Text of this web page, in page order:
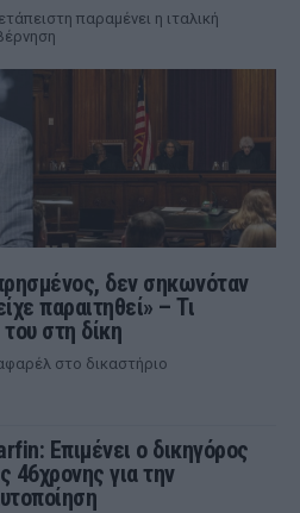
παραμένει η ιταλική
δεν σηκωνόταν
παραιτηθεί» – Τι
στη δίκη
στο δικαστήριο
Επιμένει ο δικηγόρος
46χρονης για την